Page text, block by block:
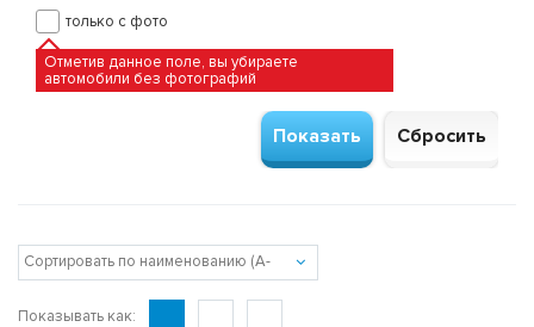
только с фото
Отметив данное поле, вы убираете
автомобили без фотографий
Показывать как: